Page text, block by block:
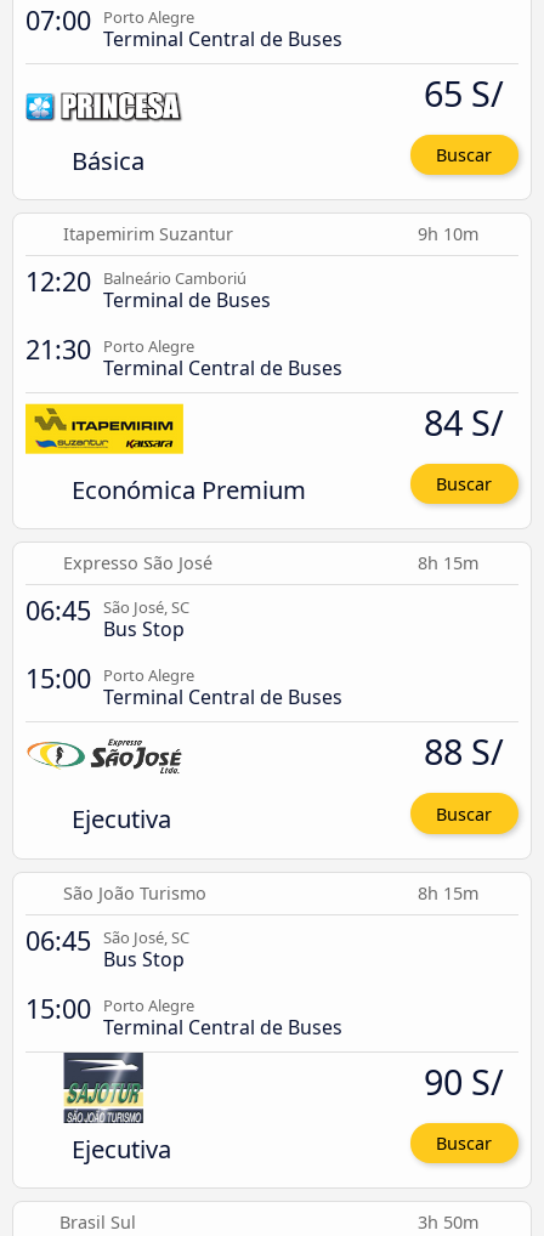
07:00 Porto Alegre
Terminal Central de Buses
Básica
65 S/
Buscar
Itapemirim Suzantur 9h 10m
12:20 Balneário Camboriú
Terminal de Buses
21:30 Porto Alegre
Terminal Central de Buses
Económica Premium
84 S/
Buscar
Expresso São José 8h 15m
06:45 São José, SC
Bus Stop
15:00 Porto Alegre
Terminal Central de Buses
Ejecutiva
88 S/
Buscar
São João Turismo 8h 15m
06:45 São José, SC
Bus Stop
15:00 Porto Alegre
Terminal Central de Buses
Ejecutiva
90 S/
Buscar
Brasil Sul 3h 50m